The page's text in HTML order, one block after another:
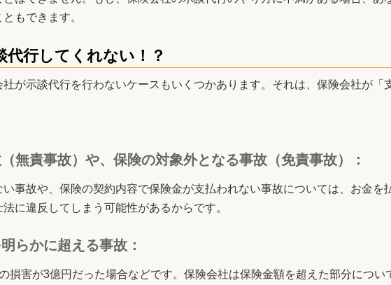
もできます。
代行してくれない！？
が示談代行を行わないケースもいくつかあります。それは、保険会社が「
無責事故）や、保険の対象外となる事故（免責事故）：
事故や、保険の契約内容で保険金が支払われない事故については、お金を
に違反してしまう可能性があるからです。
らかに超える事故：
損害が3億円だった場合などです。保険会社は保険金額を超えた部分につい